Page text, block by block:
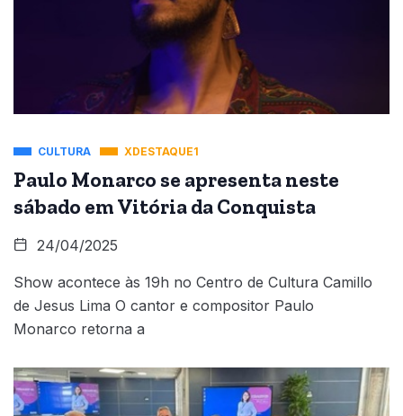
CULTURA XDESTAQUE1
Paulo Monarco se apresenta neste
sábado em Vitória da Conquista
24/04/2025
Show acontece às 19h no Centro de Cultura Camillo
de Jesus Lima O cantor e compositor Paulo
Monarco retorna a